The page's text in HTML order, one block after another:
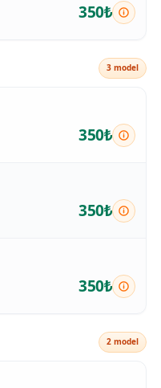
350₺
3 model
350₺
350₺
350₺
2 model